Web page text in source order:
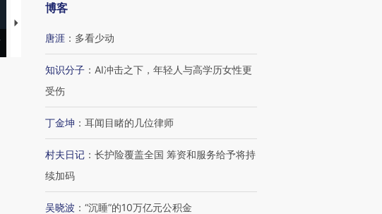
【推广】走进第四届链博
会，让数智科技“链”接产
博客
唐涯 ： 多看少动
知识分子 ： AI冲击之下，年轻人与高学历女性更
受伤
丁金坤 ： 耳闻目睹的几位律师
村夫日记 ： 长护险覆盖全国 筹资和服务给予将持
续加码
吴晓波 ： “沉睡”的10万亿元公积金